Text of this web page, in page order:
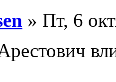
» Пт, 6